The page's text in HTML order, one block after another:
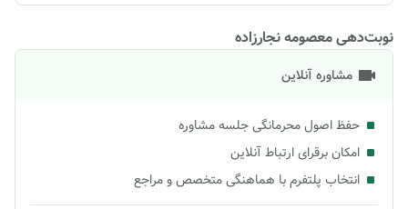
نوبت‌دهی معصومه نجارزاده
مشاوره آنلاین
حفظ اصول محرمانگی جلسه مشاوره
امکان برقرای ارتباط آنلاین
انتخاب پلتفرم با هماهنگی متخصص و مراجع